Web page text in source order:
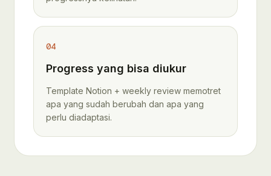
04
Progress yang bisa diukur
Template Notion + weekly review memotret
apa yang sudah berubah dan apa yang
perlu diadaptasi.